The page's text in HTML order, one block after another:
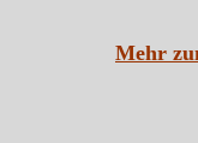
Mehr